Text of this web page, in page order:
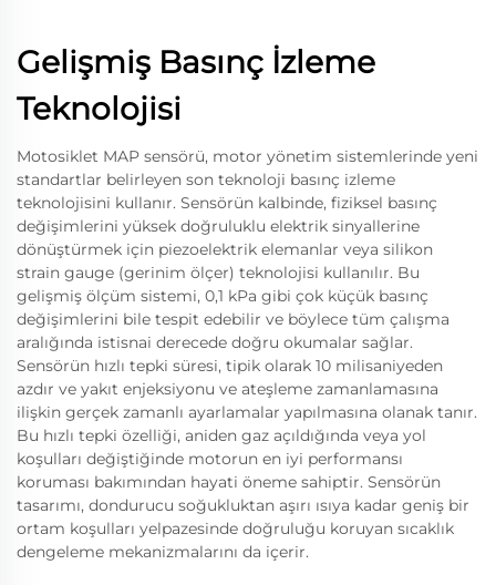
Gelişmiş Basınç İzleme
Teknolojisi
Motosiklet MAP sensörü, motor yönetim sistemlerinde yeni
standartlar belirleyen son teknoloji basınç izleme
teknolojisini kullanır. Sensörün kalbinde, fiziksel basınç
değişimlerini yüksek doğruluklu elektrik sinyallerine
dönüştürmek için piezoelektrik elemanlar veya silikon
strain gauge (gerinim ölçer) teknolojisi kullanılır. Bu
gelişmiş ölçüm sistemi, 0,1 kPa gibi çok küçük basınç
değişimlerini bile tespit edebilir ve böylece tüm çalışma
aralığında istisnai derecede doğru okumalar sağlar.
Sensörün hızlı tepki süresi, tipik olarak 10 milisaniyeden
azdır ve yakıt enjeksiyonu ve ateşleme zamanlamasına
ilişkin gerçek zamanlı ayarlamalar yapılmasına olanak tanır.
Bu hızlı tepki özelliği, aniden gaz açıldığında veya yol
koşulları değiştiğinde motorun en iyi performansı
koruması bakımından hayati öneme sahiptir. Sensörün
tasarımı, dondurucu soğukluktan aşırı ısıya kadar geniş bir
ortam koşulları yelpazesinde doğruluğu koruyan sıcaklık
dengeleme mekanizmalarını da içerir.